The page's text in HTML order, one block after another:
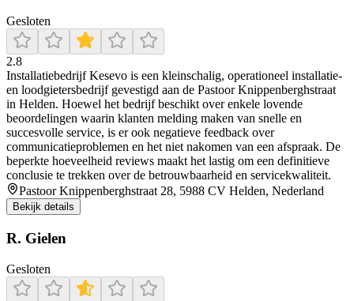
Gesloten
2.8
Installatiebedrijf Kesevo is een kleinschalig, operationeel installatie-
en loodgietersbedrijf gevestigd aan de Pastoor Knippenberghstraat
in Helden. Hoewel het bedrijf beschikt over enkele lovende
beoordelingen waarin klanten melding maken van snelle en
succesvolle service, is er ook negatieve feedback over
communicatieproblemen en het niet nakomen van een afspraak. De
beperkte hoeveelheid reviews maakt het lastig om een definitieve
conclusie te trekken over de betrouwbaarheid en servicekwaliteit.
Pastoor Knippenberghstraat 28, 5988 CV Helden, Nederland
Bekijk details
R. Gielen
Gesloten